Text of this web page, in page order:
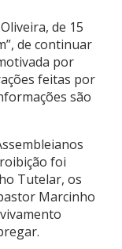
de 15
de continuar
por
feitas por
são
foi
Tutelar, os
Marcinho